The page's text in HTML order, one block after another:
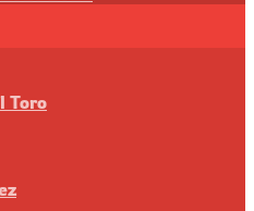
Toro